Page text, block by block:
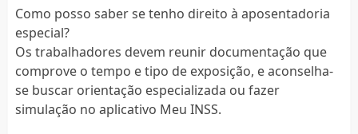
Como posso saber se tenho direito à aposentadoria
especial?
Os trabalhadores devem reunir documentação que
comprove o tempo e tipo de exposição, e aconselha-
se buscar orientação especializada ou fazer
simulação no aplicativo Meu INSS.